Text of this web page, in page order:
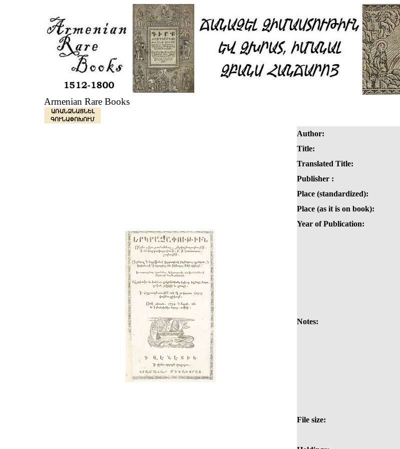
Armenian Rare Books
ԱՌԱՆՁՆԱՑՆԵԼ
ԳՈՒՆԱՓՈԽՈՒՄ
Author:
Title:
Translated Title:
Publisher :
Place (standardized):
Place (as it is on book):
Year of Publication:
Notes:
File size: